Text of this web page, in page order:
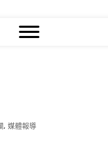
,媒體報導